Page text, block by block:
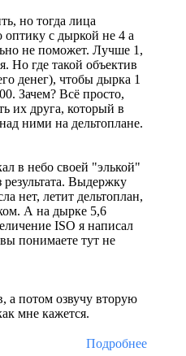
но тогда лица
с дыркой не 4 а
не поможет. Лучше 1,
Но где такой объектив
денег), чтобы дырка 1
Зачем? Всё просто,
их друга, который в
ними на дельтоплане.
в небо своей "элькой"
Выдержку
нет, летит дельтоплан,
А на дырке 5,6
ISO я написал
понимаете тут не
а потом озвучу вторую
мне кажется.
Подробнее